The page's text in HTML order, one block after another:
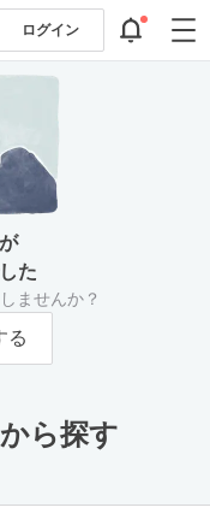
ログイン
た
ませんか？
る
ら探す